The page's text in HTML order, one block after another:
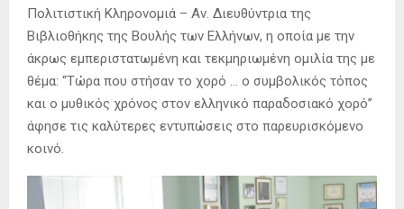
Πολιτιστική Κληρονομιά – Αν. Διευθύντρια της
Βιβλιοθήκης της Βουλής των Ελλήνων, η οποία με την
άκρως εμπεριστατωμένη και τεκμηριωμένη ομιλία της με
θέμα: “Τώρα που στήσαν το χορό … ο συμβολικός τόπος
και ο μυθικός χρόνος στον ελληνικό παραδοσιακό χορό”
άφησε τις καλύτερες εντυπώσεις στο παρευρισκόμενο
κοινό.